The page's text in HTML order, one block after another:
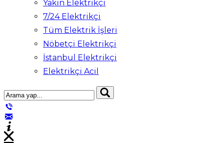
Yakın Elektrikçi
7/24 Elektrikçi
Tüm Elektrik İşleri
Nöbetçi Elektrikçi
İstanbul Elektrikçi
Elektrikçi Acil